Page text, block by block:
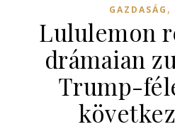
GAZDASÁG ,
Lululemon
drámaian
Trump-